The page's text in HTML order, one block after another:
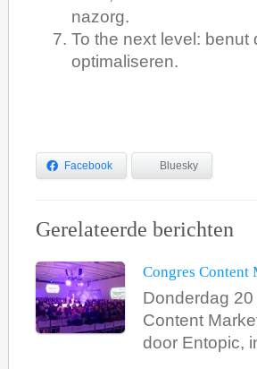
nazorg.
To the next level:
optimaliseren.
Facebook Bluesky
Gerelateerde berichten
Congres Content
Donderdag
Content
door Entopic,